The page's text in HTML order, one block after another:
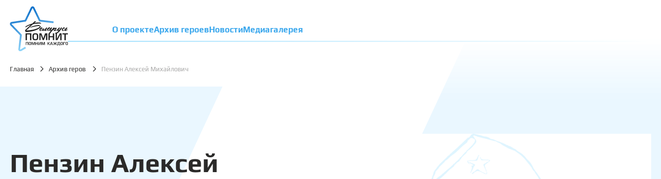
О проектеАрхив героевНовостиМедиагалерея
Главная Архив геров Пензин Алексей Михайлович
Пензин Алексей